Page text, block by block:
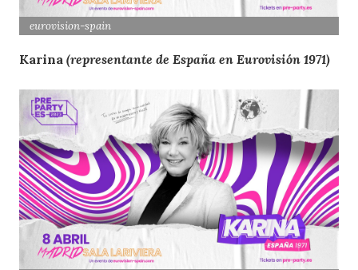
eurovision-spain
Karina (representante de España en Eurovisión 1971)